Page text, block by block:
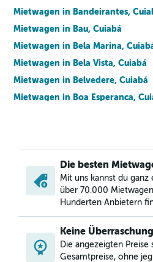
Mietwagen in Bandeirantes,
Mietwagen in Bau, Cuiabá
Mietwagen in Bela Marina,
Mietwagen in Bela Vista, Cuiabá
Mietwagen in Belvedere, Cuiabá
Mietwagen in Boa Esperanca,
Mietwagen in Campo Velho,
Mietwagen in Campo Verde,
Mietwagen in Canjica, Cuiabá
Mietwagen in Carumbe, Cuiabá
Mietwagen in Centro Politico
Mietwagen in Centro Sul, Cuiabá
Mietwagen in Cohab Sao
Die besten
Mit uns kannst du
über 70.000
Hunderten Anbietern
Keine
Die angezeigten Preise
Gesamtpreise, ohne